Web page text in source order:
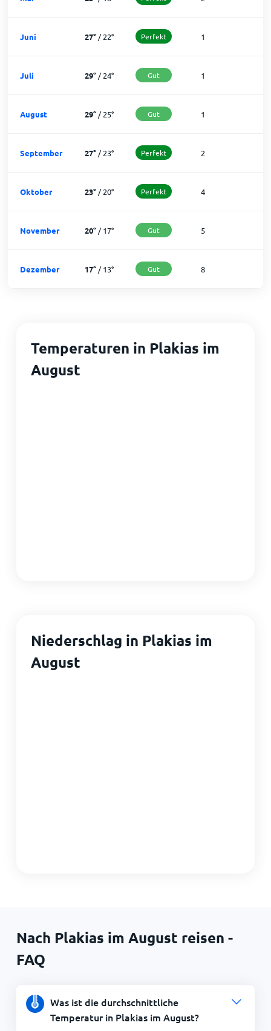
Juni 27°/22° Perfekt 1
Juli 29°/24° Gut 1
August 29°/25° Gut 1
September 27°/23° Perfekt 2
Oktober 23°/20° Perfekt 4
November 20°/17° Gut 5
Dezember 17°/13° Gut 8
Temperaturen in Plakias im
August
Niederschlag in Plakias im
August
Nach Plakias im August reisen -
FAQ
Was ist die durchschnittliche
Temperatur in Plakias im August?